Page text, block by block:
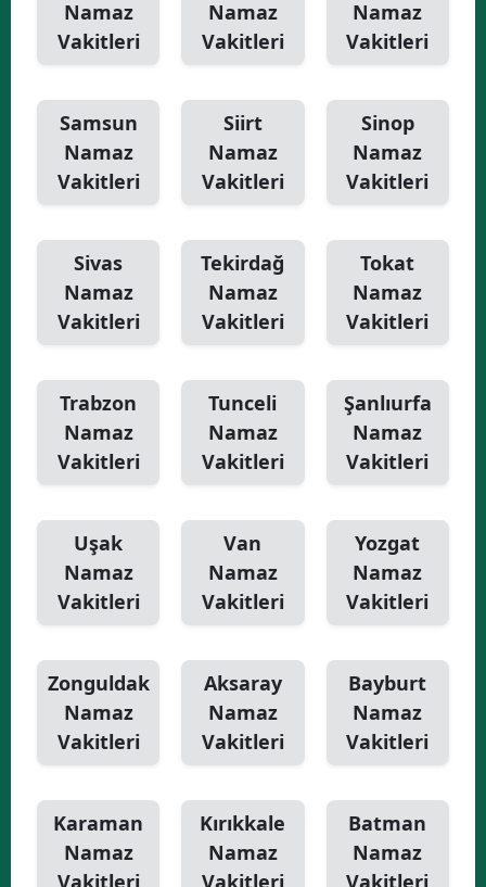
Namaz
Vakitleri
Namaz
Vakitleri
Namaz
Vakitleri
Samsun
Namaz
Vakitleri
Siirt
Namaz
Vakitleri
Sinop
Namaz
Vakitleri
Sivas
Namaz
Vakitleri
Tekirdağ
Namaz
Vakitleri
Tokat
Namaz
Vakitleri
Trabzon
Namaz
Vakitleri
Tunceli
Namaz
Vakitleri
Şanlıurfa
Namaz
Vakitleri
Uşak
Namaz
Vakitleri
Van
Namaz
Vakitleri
Yozgat
Namaz
Vakitleri
Zonguldak
Namaz
Vakitleri
Aksaray
Namaz
Vakitleri
Bayburt
Namaz
Vakitleri
Karaman
Namaz
Vakitleri
Kırıkkale
Namaz
Vakitleri
Batman
Namaz
Vakitleri